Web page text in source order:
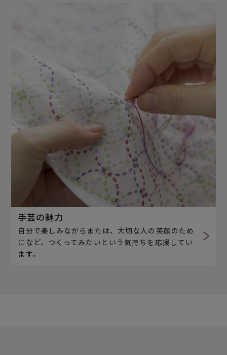
手芸の魅力
自分で楽しみながらまたは、大切な人の笑顔のため
になど、つくってみたいという気持ちを応援してい
ます。